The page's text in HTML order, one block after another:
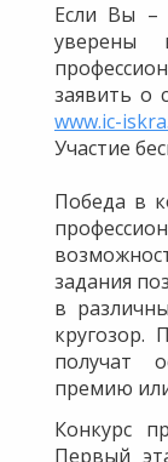
Если Вы –
уверены
заявить о
www.ic-
Участие
Победа в
задания
в
кругозор.
получат
премию
Конкурс
Первый